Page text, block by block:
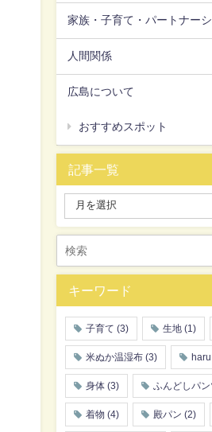
家族・子育て・パートナー
人間関係
広島について
おすすめスポット
記事一覧
キーワード
子育て (3) 生地(1)
米ぬか温湿布(3)
身体(3) ふんどしパン
着物 (4) 殿パン (2)